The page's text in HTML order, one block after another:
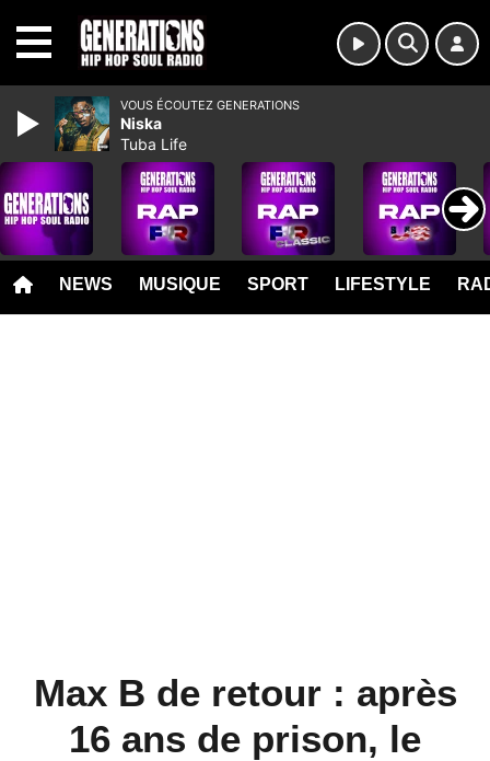
NEWS MUSIQUE SPORT LIFESTYLE
Max B de retour : après
16 ans de prison, le
VOUS ÉCOUTEZ GENERATIONS
Niska
Tuba Life